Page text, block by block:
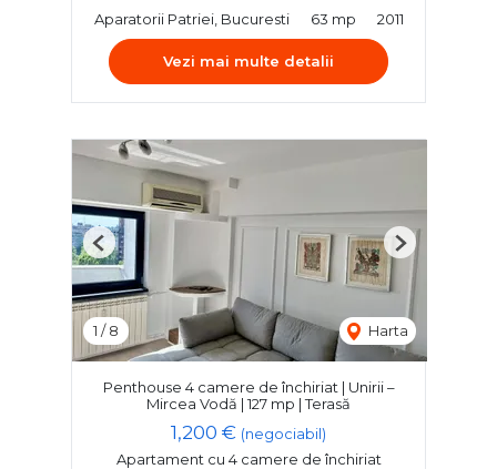
Aparatorii Patriei, Bucuresti
63 mp 2011
Vezi mai multe detalii
1 /8 Harta
Previous Next
Penthouse 4 camere de închiriat | Unirii –
Mircea Vodă | 127 mp | Terasă
1,200 € (negociabil)
Apartament cu 4 camere de închiriat